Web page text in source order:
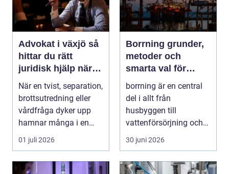
Advokat i växjö så
hittar du rätt
juridisk hjälp när
livet förändras
När en tvist, separation,
brottsutredning eller
vårdfråga dyker upp
hamnar många i en
situation de a...
01 juli 2026
Borrning grunder,
metoder och
smarta val för
hållbara projekt
borrning är en central
del i allt från
husbyggen till
vattenförsörjning och
stora
infrastrukturproje...
30 juni 2026